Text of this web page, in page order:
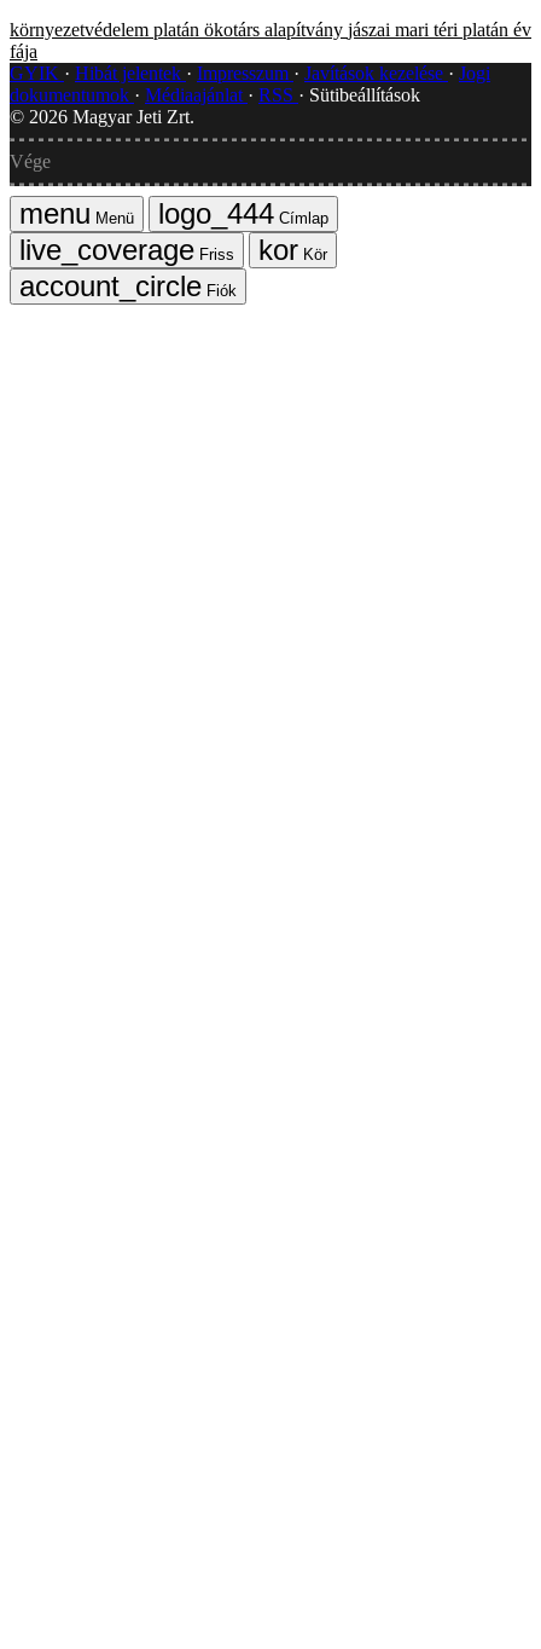
környezetvédelem platán ökotárs alapítvány jászai mari téri platán év
fája
GYIK
Hibát jelentek Impresszum Javítások kezelése
Jogi
dokumentumok
Médiaajánlat RSS
Sütibeállítások
© 2026 Magyar Jeti Zrt.
Vége
Menü
Címlap
Friss
Kör
Fiók